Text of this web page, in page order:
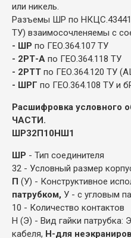
или никель.
Разъемы ШР по
ТУ) взаимосочленяемы с
- ШР по ГЕО.364.107 ТУ
- 2РТ-А по ГЕО.364.118 ТУ
- 2РТТ по ГЕО.364.120 ТУ
- ШРГ по ГЕО.364.108 ТУ и
Расшифровка условного
ЧАСТИ.
ШР32П10НШ1
ШР - Тип соединителя
32 - Условный размер
П (У) - Конструктивное
патрубком, У - с угловым
10 - Количество контактов
Н (Э) - Вид гайки патрубка:
кабеля, Н-для